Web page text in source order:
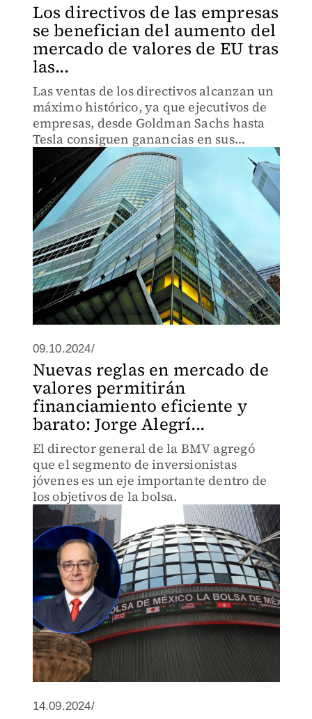
Los directivos de las empresas
se benefician del aumento del
mercado de valores de EU tras
las...
Las ventas de los directivos alcanzan un
máximo histórico, ya que ejecutivos de
empresas, desde Goldman Sachs hasta
Tesla consiguen ganancias en sus
acciones.
09.10.2024/
Nuevas reglas en mercado de
valores permitirán
financiamiento eficiente y
barato: Jorge Alegrí...
El director general de la BMV agregó
que el segmento de inversionistas
jóvenes es un eje importante dentro de
los objetivos de la bolsa.
14.09.2024/